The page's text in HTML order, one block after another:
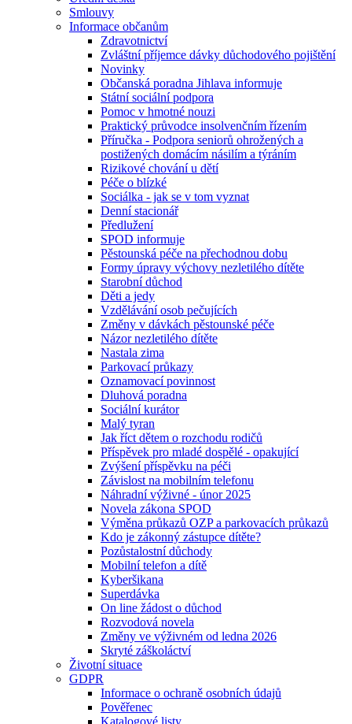
Smlouvy
Informace občanům
Zdravotnictví
Zvláštní příjemce dávky důchodového pojištění
Novinky
Občanská poradna Jihlava informuje
Státní sociální podpora
Pomoc v hmotné nouzi
Praktický průvodce insolvenčním řízením
Příručka - Podpora seniorů ohrožených a
postižených domácím násilím a týráním
Rizikové chování u dětí
Péče o blízké
Sociálka - jak se v tom vyznat
Denní stacionář
Předlužení
SPOD informuje
Pěstounská péče na přechodnou dobu
Formy úpravy výchovy nezletilého dítěte
Starobní důchod
Děti a jedy
Vzdělávání osob pečujících
Změny v dávkách pěstounské péče
Názor nezletilého dítěte
Nastala zima
Parkovací průkazy
Oznamovací povinnost
Dluhová poradna
Sociální kurátor
Malý tyran
Jak říct dětem o rozchodu rodičů
Příspěvek pro mladé dospělé - opakující
Zvýšení příspěvku na péči
Závislost na mobilním telefonu
Náhradní výživné - únor 2025
Novela zákona SPOD
Výměna průkazů OZP a parkovacích průkazů
Kdo je zákonný zástupce dítěte?
Pozůstalostní důchody
Mobilní telefon a dítě
Kyberšikana
Superdávka
On line žádost o důchod
Rozvodová novela
Změny ve výživném od ledna 2026
Skryté záškoláctví
Životní situace
GDPR
Informace o ochraně osobních údajů
Pověřenec
Katalogové listy